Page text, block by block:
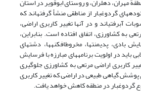
مهران، دهلران، و روستای ابوقویر در استان
گردوغبار از مناطقی منشأ گرفته‏اند که
آبرفتی‏اند و در آن‏ها تغییر کاربری اراضی،
به کشاورزی، اتفاق افتاده است. بنابراین،
بادی، پدیمنت‏ها، مخروط‏افکنه‏ها، دشت‏های
باید در اولویت برنامه‏های مبارزه با فرسایش
کاربری اراضی مرتعی به کشاورزی جلوگیری
گیاهی طبیعی در اراضی که تغییر کاربری
در منطقه کاهش خواهد یافت.